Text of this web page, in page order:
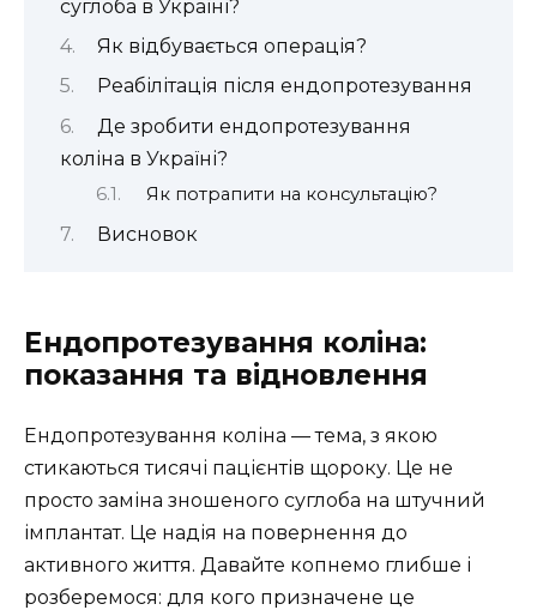
суглоба в Україні?
Як відбувається операція?
Реабілітація після ендопротезування
Де зробити ендопротезування
коліна в Україні?
Як потрапити на консультацію?
Висновок
Ендопротезування коліна:
показання та відновлення
Ендопротезування коліна — тема, з якою
стикаються тисячі пацієнтів щороку. Це не
просто заміна зношеного суглоба на штучний
імплантат. Це надія на повернення до
активного життя. Давайте копнемо глибше і
розберемося: для кого призначене це